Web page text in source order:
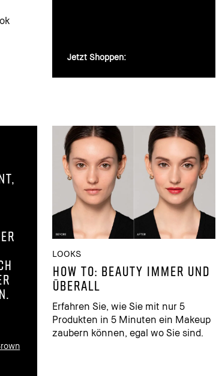
Jetzt Shoppen:
LOOKS
HOW TO: BEAUTY IMMER UND
ÜBERALL
Erfahren Sie, wie Sie mit nur 5
Produkten in 5 Minuten ein Makeup
zaubern können, egal wo Sie sind.